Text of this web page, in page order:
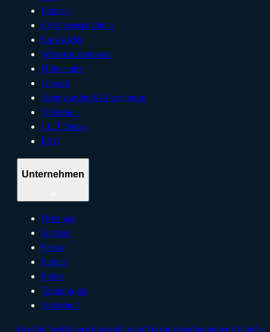
Podcast
Erfolgsgeschichten
Entwickler
Wissensdatenbank
Hilfecenter
Glossar
Angewandte KI-Forschung
Sicherheit
LILT Status
FAQ
Unternehmen
Über uns
Karriere
Presse
Partner
Preise
Technologie
Sicherheit
RechtlichesDatenschutzerklärungNutzungsbedingungenAktuelle